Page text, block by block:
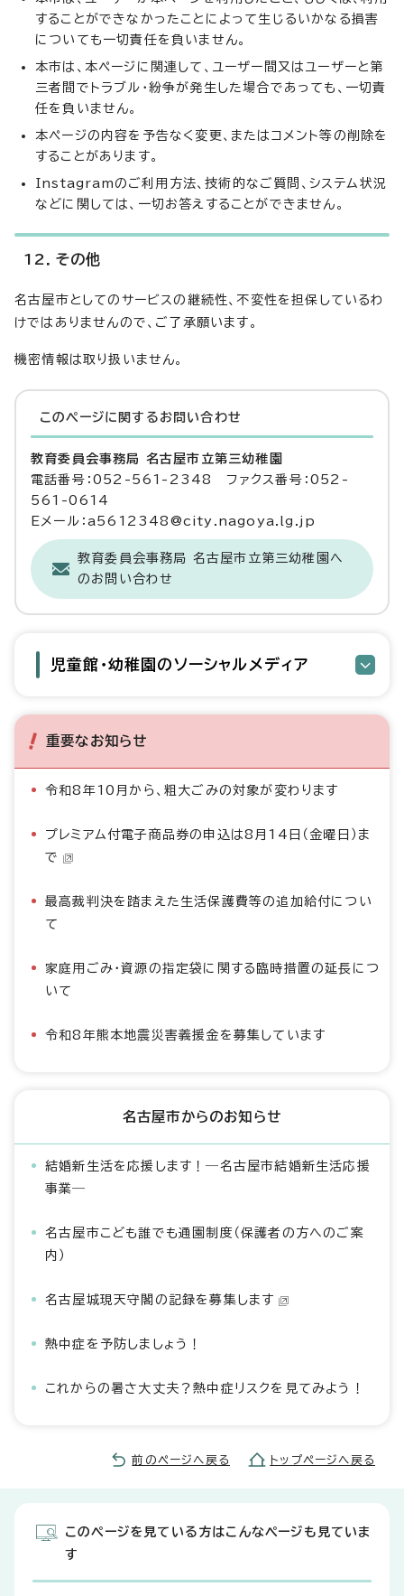
することができなかったことによって生じるいかなる損害
についても一切責任を負いません。
本市は、本ページに関連して、ユーザー間又はユーザーと第
三者間でトラブル・紛争が発生した場合であっても、一切責
任を負いません。
本ページの内容を予告なく変更、またはコメント等の削除を
することがあります。
Instagramのご利用方法、技術的なご質問、システム状況
などに関しては、一切お答えすることができません。
12．その他
名古屋市としてのサービスの継続性、不変性を担保しているわ
けではありませんので、ご了承願います。
機密情報は取り扱いません。
このページに関する お問い合わせ
教育委員会事務局 名古屋市立第三幼稚園
電話番号：052-561-2348 ファクス番号：052-
561-0614
Eメール：a5612348@city.nagoya.lg.jp
教育委員会事務局 名古屋市立第三幼稚園へ
のお問い合わせ
児童館・幼稚園のソーシャルメディア
重要なお知らせ
令和8年10月から、粗大ごみの対象が変わります
プレミアム付電子商品券の申込は8月14日（金曜日）ま
で
最高裁判決を踏まえた生活保護費等の追加給付につい
て
家庭用ごみ・資源の指定袋に関する臨時措置の延長につ
いて
令和8年熊本地震災害義援金を募集しています
名古屋市からのお知らせ
結婚新生活を応援します！―名古屋市結婚新生活応援
事業―
名古屋市こども誰でも通園制度（保護者の方へのご案
内）
名古屋城現天守閣の記録を募集します
熱中症を予防しましょう！
これからの暑さ大丈夫？熱中症リスクを見てみよう！
前のページへ戻る トップページへ戻る
このページを見ている方はこんなページも見ていま
す